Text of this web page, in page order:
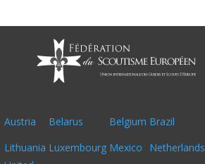
Austria Belarus Belgium Brazil
Lithuania Luxembourg Mexico Netherlands